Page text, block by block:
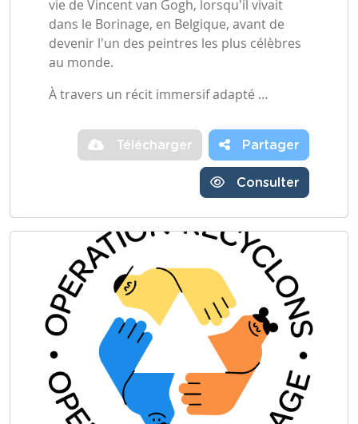
vie de Vincent van Gogh, lorsqu'il vivait
dans le Borinage, en Belgique, avant de
devenir l'un des peintres les plus célèbres
au monde.
À travers un récit immersif adapté …
Télécharger Partager
Consulter